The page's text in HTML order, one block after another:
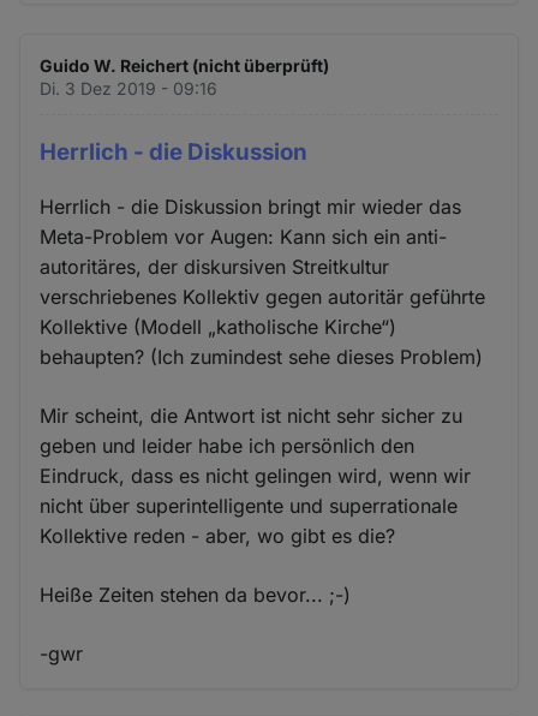
Guido W. Reichert (nicht überprüft)
Di. 3 Dez 2019 - 09:16
Herrlich - die Diskussion
Herrlich - die Diskussion bringt mir wieder das
Meta-Problem vor Augen: Kann sich ein anti-
autoritäres, der diskursiven Streitkultur
verschriebenes Kollektiv gegen autoritär geführte
Kollektive (Modell „katholische Kirche“)
behaupten? (Ich zumindest sehe dieses Problem)
Mir scheint, die Antwort ist nicht sehr sicher zu
geben und leider habe ich persönlich den
Eindruck, dass es nicht gelingen wird, wenn wir
nicht über superintelligente und superrationale
Kollektive reden - aber, wo gibt es die?
Heiße Zeiten stehen da bevor... ;-)
-gwr